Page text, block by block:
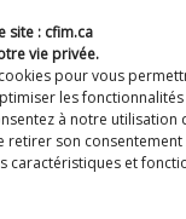
site : cfim.ca
vie privée.
pour vous
les
à notre utilisation
retirer son
caractéristiques et
de CFIM
Suivez-nous